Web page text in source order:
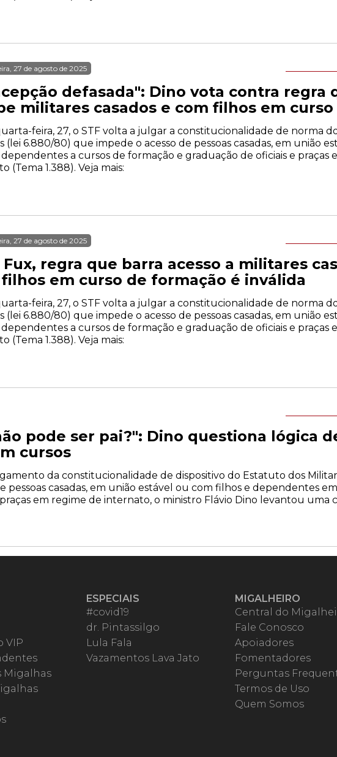
27 de agosto de 2025
defasada": Dino vota contra regra
militares casados e com filhos em curso
feira, 27, o STF volta a julgar a constitucionalidade de norma
(lei 6.880/80) que impede o acesso de pessoas casadas, em união
a cursos de formação e graduação de oficiais e praças
(Tema 1.388). Veja mais:
27 de agosto de 2025
Fux, regra que barra acesso a militares
em curso de formação é inválida
feira, 27, o STF volta a julgar a constitucionalidade de norma
(lei 6.880/80) que impede o acesso de pessoas casadas, em união
a cursos de formação e graduação de oficiais e praças
(Tema 1.388). Veja mais:
pode ser pai?": Dino questiona lógica
cursos
da constitucionalidade de dispositivo do Estatuto dos
casadas, em união estável ou com filhos e dependentes
em regime de internato, o ministro Flávio Dino levantou uma
VIP
Migalhas
ESPECIAIS
#covid19
dr. Pintassilgo
Lula Fala
Vazamentos Lava Jato
MIGALHEIRO
Central do
Fale Conosco
Apoiadores
Fomentadores
Perguntas
Termos de Uso
Quem Somos